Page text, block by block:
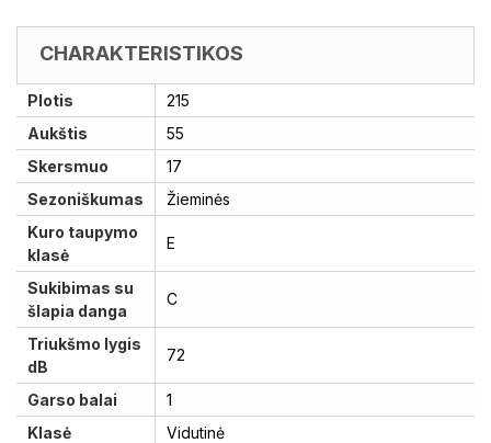
CHARAKTERISTIKOS
Plotis
215
Aukštis
55
Skersmuo
17
Sezoniškumas
Žieminės
Kuro taupymo
klasė
E
Sukibimas su
šlapia danga
C
Triukšmo lygis
dB
72
Garso balai
1
Klasė
Vidutinė